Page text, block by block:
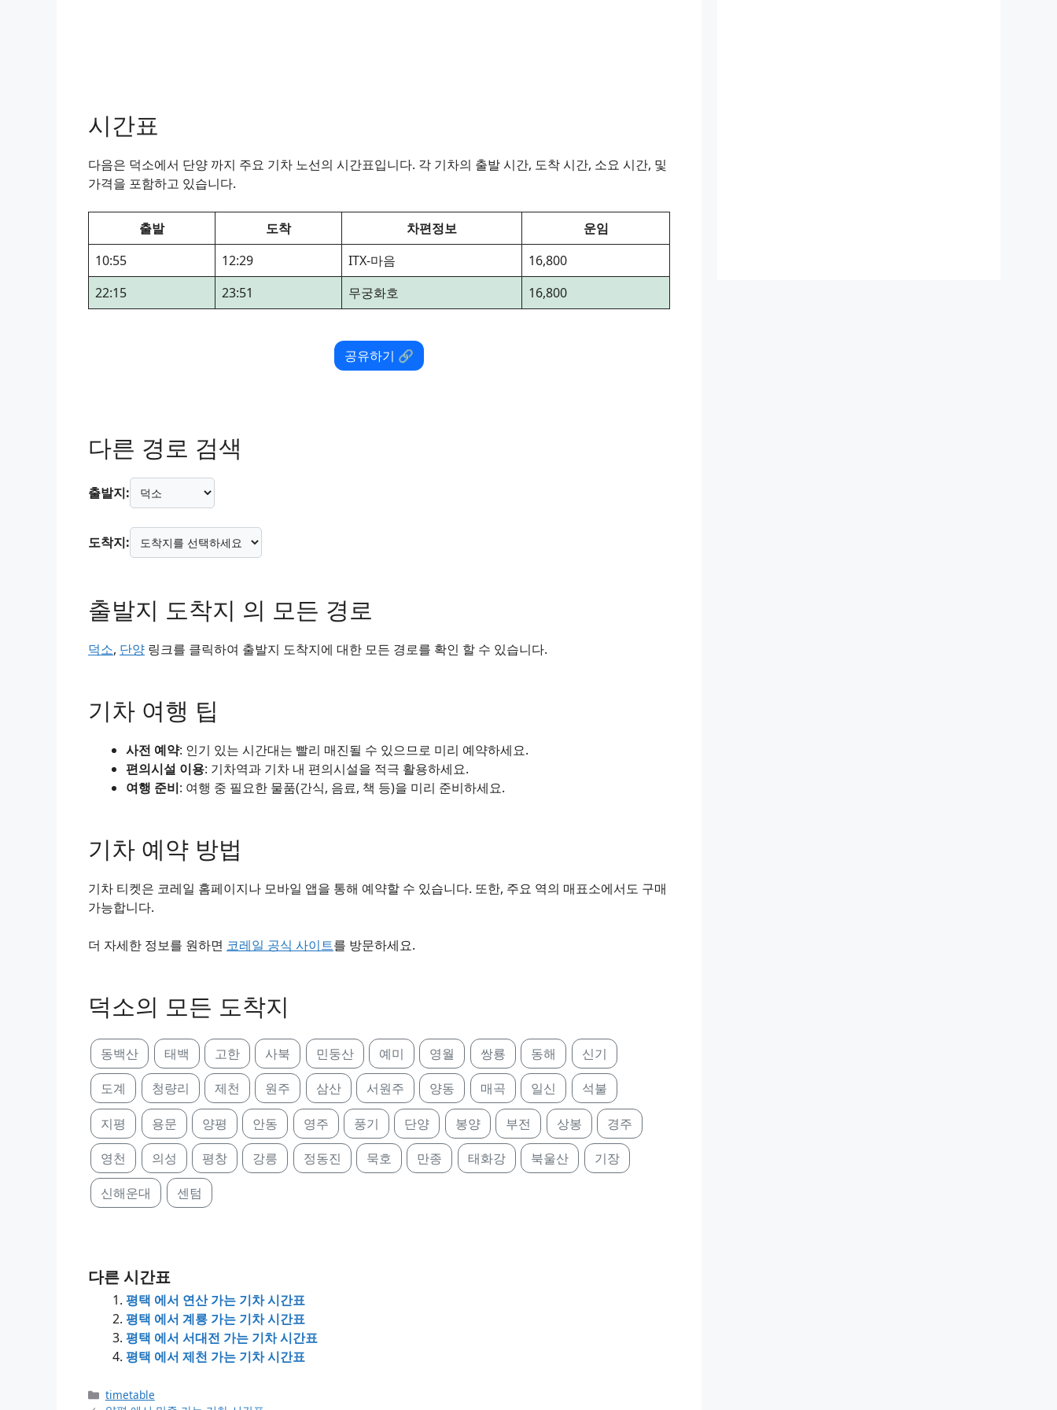
시간표
다음은 덕소에서 단양 까지 주요 기차 노선의 시간표입니다. 각 기차의 출발 시간, 도착 시간, 소요 시간, 및
가격을 포함하고 있습니다.
출발 도착 차편정보
운임
10:55
12:29 ITX-마음
16,800
22:15
23:51 무궁화호 16,800
공유하기 🔗
다른 경로 검색
출발지:
도착지:
출발지 도착지 의 모든 경로
덕소, 단양 링크를 클릭하여 출발지 도착지에 대한 모든 경로를 확인 할 수 있습니다.
기차 여행 팁
사전 예약: 인기 있는 시간대는 빨리 매진될 수 있으므로 미리 예약하세요.
편의시설 이용: 기차역과 기차 내 편의시설을 적극 활용하세요.
여행 준비: 여행 중 필요한 물품(간식, 음료, 책 등)을 미리 준비하세요.
기차 예약 방법
기차 티켓은 코레일 홈페이지나 모바일 앱을 통해 예약할 수 있습니다. 또한, 주요 역의 매표소에서도 구매
가능합니다.
더 자세한 정보를 원하면 코레일 공식 사이트를 방문하세요.
덕소의 모든 도착지
동백산 태백 고한 사북 민둥산 예미 영월 쌍룡 동해 신기
도계 청량리 제천 원주 삼산 서원주 양동 매곡 일신 석불
지평 용문 양평 안동 영주 풍기 단양 봉양 부전 상봉 경주
영천 의성 평창 강릉 정동진 묵호 만종 태화강 북울산 기장
신해운대 센텀
다른 시간표
평택 에서 연산 가는 기차 시간표
평택 에서 계룡 가는 기차 시간표
평택 에서 서대전 가는 기차 시간표
평택 에서 제천 가는 기차 시간표
Categories
timetable